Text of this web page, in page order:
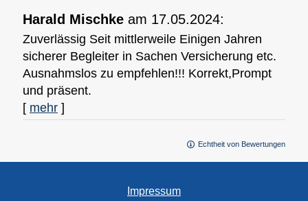
Harald Mischke am 17.05.2024:
Zuverlässig Seit mittlerweile Einigen Jahren
sicherer Begleiter in Sachen Versicherung etc.
Ausnahmslos zu empfehlen!!! Korrekt,Prompt
und präsent.
[ mehr ]
Echtheit von Bewertungen
Impressum